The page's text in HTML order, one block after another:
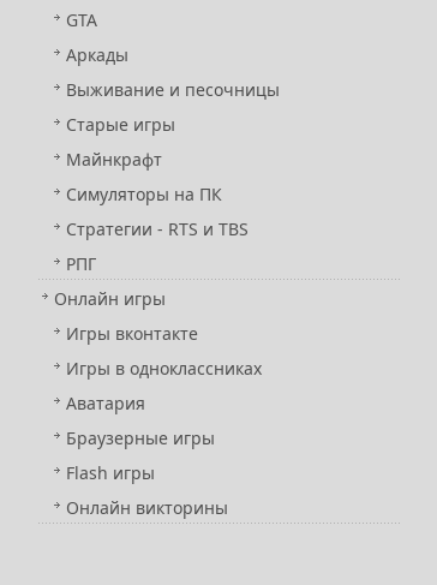
GTA
Аркады
Выживание и песочницы
Старые игры
Майнкрафт
Симуляторы на ПК
Стратегии - RTS и TBS
РПГ
Онлайн игры
Игры вконтакте
Игры в одноклассниках
Аватария
Браузерные игры
Flash игры
Онлайн викторины